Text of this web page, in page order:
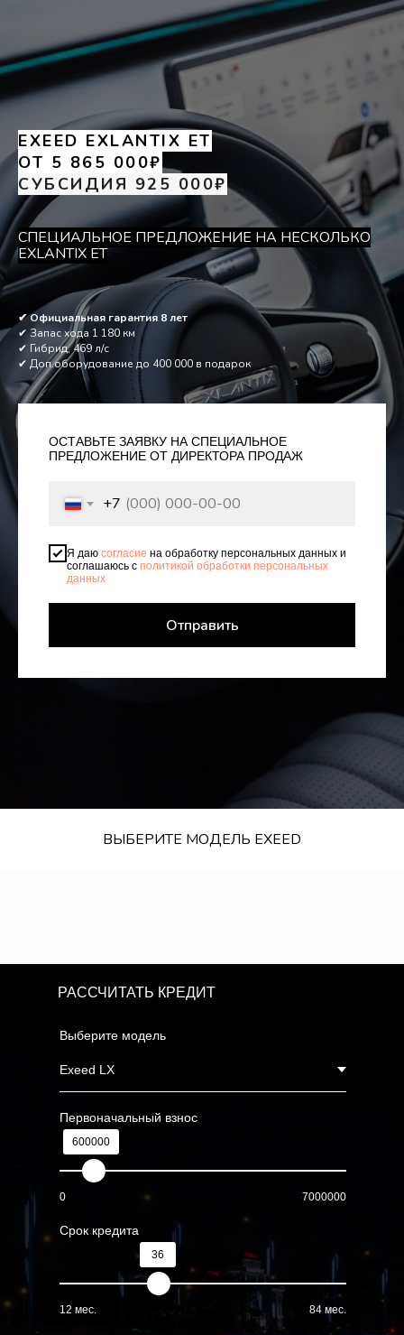
EXEED EXLANTIX ET
ОТ 5 865 000₽
СУБСИДИЯ 925 000₽
СПЕЦИАЛЬНОЕ ПРЕДЛОЖЕНИЕ НА НЕСКОЛЬКО
EXLANTIX ET
✔ Официальная гарантия 8 лет
✔ Запас хода 1 180 км
✔ Гибрид, 469 л/с
✔ Доп.оборудование до 400 000 в подарок
ОСТАВЬТЕ ЗАЯВКУ НА СПЕЦИАЛЬНОЕ
ПРЕДЛОЖЕНИЕ ОТ ДИРЕКТОРА ПРОДАЖ
+7
Я даю согласие на обработку персональных данных и
соглашаюсь с политикой обработки персональных
данных
Отправить
ВЫБЕРИТЕ МОДЕЛЬ EXEED
Выберите модель
Первоначальный взнос
600000
0 7000000
Срок кредита
36
12 мес. 84 мес.
РАССЧИТАТЬ КРЕДИТ